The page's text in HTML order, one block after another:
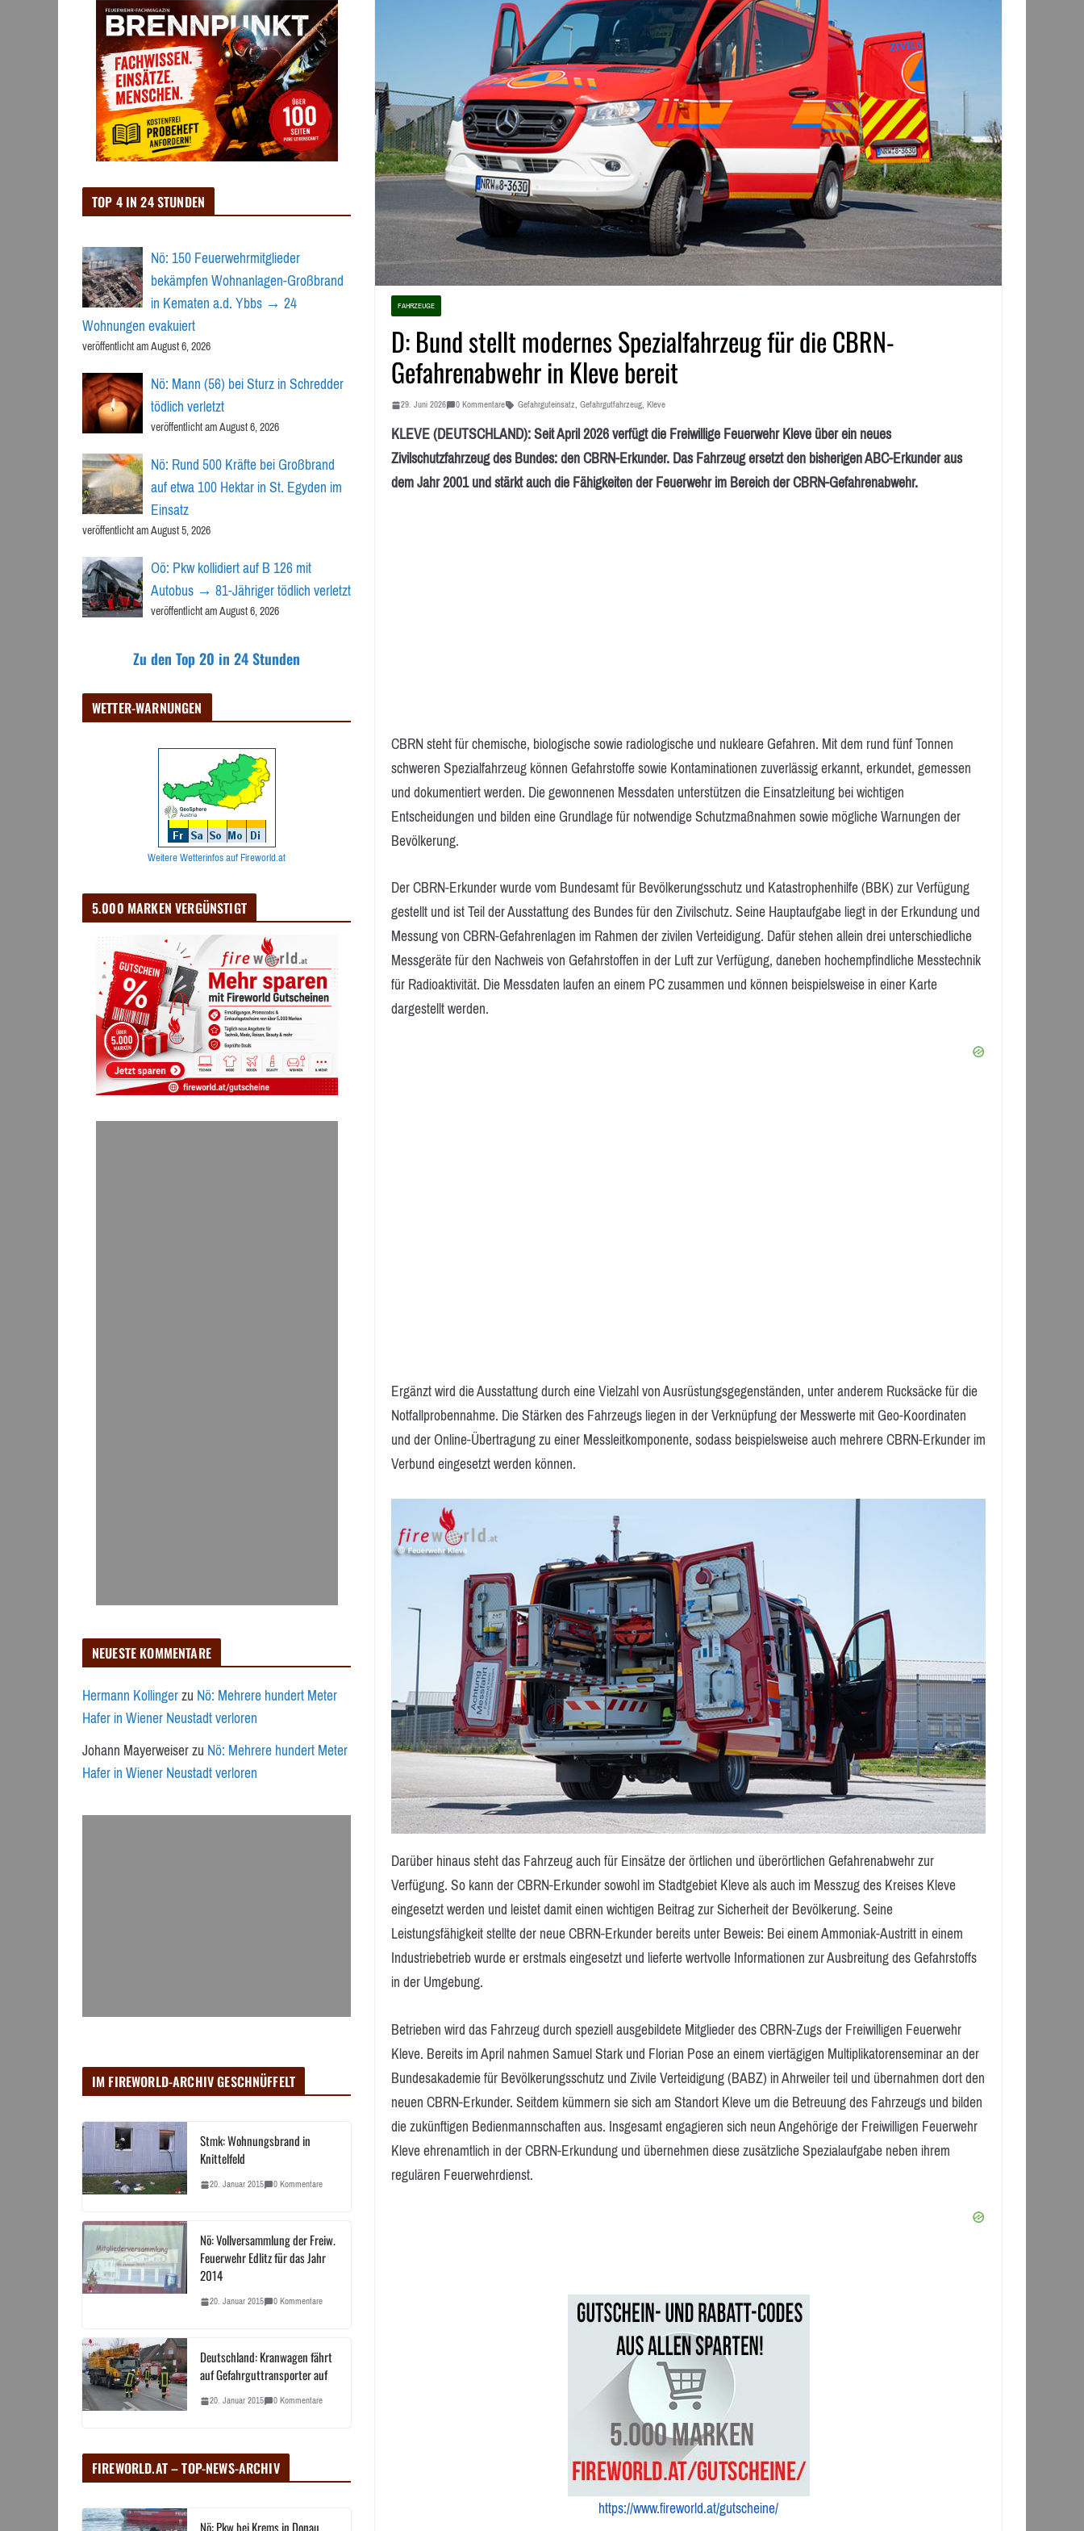
FAHRZEUGE
D: Bund stellt modernes Spezialfahrzeug für die CBRN-
Gefahrenabwehr in Kleve bereit
29. Juni 2026 0 Kommentare Gefahrguteinsatz, Gefahrgutfahrzeug, Kleve
KLEVE (DEUTSCHLAND): Seit April 2026 verfügt die Freiwillige Feuerwehr Kleve über ein neues
Zivilschutzfahrzeug des Bundes: den CBRN-Erkunder. Das Fahrzeug ersetzt den bisherigen ABC-Erkunder aus
dem Jahr 2001 und stärkt auch die Fähigkeiten der Feuerwehr im Bereich der CBRN-Gefahrenabwehr.
CBRN steht für chemische, biologische sowie radiologische und nukleare Gefahren. Mit dem rund fünf Tonnen
schweren Spezialfahrzeug können Gefahrstoffe sowie Kontaminationen zuverlässig erkannt, erkundet, gemessen
und dokumentiert werden. Die gewonnenen Messdaten unterstützen die Einsatzleitung bei wichtigen
Entscheidungen und bilden eine Grundlage für notwendige Schutzmaßnahmen sowie mögliche Warnungen der
Bevölkerung.
Der CBRN-Erkunder wurde vom Bundesamt für Bevölkerungsschutz und Katastrophenhilfe (BBK) zur Verfügung
gestellt und ist Teil der Ausstattung des Bundes für den Zivilschutz. Seine Hauptaufgabe liegt in der Erkundung und
Messung von CBRN-Gefahrenlagen im Rahmen der zivilen Verteidigung. Dafür stehen allein drei unterschiedliche
Messgeräte für den Nachweis von Gefahrstoffen in der Luft zur Verfügung, daneben hochempfindliche Messtechnik
für Radioaktivität. Die Messdaten laufen an einem PC zusammen und können beispielsweise in einer Karte
dargestellt werden.
Ergänzt wird die Ausstattung durch eine Vielzahl von Ausrüstungsgegenständen, unter anderem Rucksäcke für die
Notfallprobennahme. Die Stärken des Fahrzeugs liegen in der Verknüpfung der Messwerte mit Geo-Koordinaten
und der Online-Übertragung zu einer Messleitkomponente, sodass beispielsweise auch mehrere CBRN-Erkunder im
Verbund eingesetzt werden können.
Darüber hinaus steht das Fahrzeug auch für Einsätze der örtlichen und überörtlichen Gefahrenabwehr zur
Verfügung. So kann der CBRN-Erkunder sowohl im Stadtgebiet Kleve als auch im Messzug des Kreises Kleve
eingesetzt werden und leistet damit einen wichtigen Beitrag zur Sicherheit der Bevölkerung. Seine
Leistungsfähigkeit stellte der neue CBRN-Erkunder bereits unter Beweis: Bei einem Ammoniak-Austritt in einem
Industriebetrieb wurde er erstmals eingesetzt und lieferte wertvolle Informationen zur Ausbreitung des Gefahrstoffs
in der Umgebung.
Betrieben wird das Fahrzeug durch speziell ausgebildete Mitglieder des CBRN-Zugs der Freiwilligen Feuerwehr
Kleve. Bereits im April nahmen Samuel Stark und Florian Pose an einem viertägigen Multiplikatorenseminar an der
Bundesakademie für Bevölkerungsschutz und Zivile Verteidigung (BABZ) in Ahrweiler teil und übernahmen dort den
neuen CBRN-Erkunder. Seitdem kümmern sie sich am Standort Kleve um die Betreuung des Fahrzeugs und bilden
die zukünftigen Bedienmannschaften aus. Insgesamt engagieren sich neun Angehörige der Freiwilligen Feuerwehr
Kleve ehrenamtlich in der CBRN-Erkundung und übernehmen diese zusätzliche Spezialaufgabe neben ihrem
regulären Feuerwehrdienst.
https://www.fireworld.at/gutscheine/
TOP 4 IN 24 STUNDEN
Nö: 150 Feuerwehrmitglieder
bekämpfen Wohnanlagen-Großbrand
in Kematen a.d. Ybbs → 24
Wohnungen evakuiert
veröffentlicht am August 6, 2026
Nö: Mann (56) bei Sturz in Schredder
tödlich verletzt
veröffentlicht am August 6, 2026
Nö: Rund 500 Kräfte bei Großbrand
auf etwa 100 Hektar in St. Egyden im
Einsatz
veröffentlicht am August 5, 2026
Oö: Pkw kollidiert auf B 126 mit
Autobus → 81-Jähriger tödlich verletzt
veröffentlicht am August 6, 2026
Zu den Top 20 in 24 Stunden
WETTER-WARNUNGEN
Weitere Wetterinfos auf Fireworld.at
5.000 MARKEN VERGÜNSTIGT
NEUESTE KOMMENTARE
Hermann KollingerzuNö: Mehrere hundert Meter
Hafer in Wiener Neustadt verloren
Johann MayerweiserzuNö: Mehrere hundert Meter
Hafer in Wiener Neustadt verloren
IM FIREWORLD-ARCHIV GESCHNÜFFELT
Stmk: Wohnungsbrand in
Knittelfeld
20. Januar 2015 0 Kommentare
Nö: Vollversammlung der Freiw.
Feuerwehr Edlitz für das Jahr
2014
20. Januar 2015 0 Kommentare
Deutschland: Kranwagen fährt
auf Gefahrguttransporter auf
20. Januar 2015 0 Kommentare
FIREWORLD.AT – TOP-NEWS-ARCHIV
Nö: Pkw bei Krems in Donau